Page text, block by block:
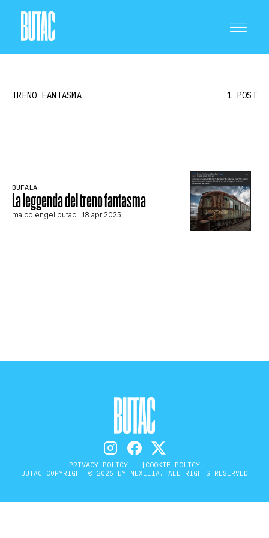
SCIENZA E TECNOLOGIA
SALUTE E MEDICINA
EDITORIALI
TRUFFE E SOCIAL NETWORK
TRENO FANTASMA 1 POST
BUFALA
La leggenda del treno fantasma
maicolengel butac | 18 apr 2025
PRIVACY POLICY COOKIE POLICY
BUTAC COPYRIGHT © 2026 BY NEXILIA. ALL RIGHTS RESERVED